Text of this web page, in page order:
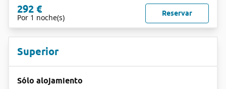
292 €
Por 1 noche(s) Reservar
Superior
Sólo alojamiento